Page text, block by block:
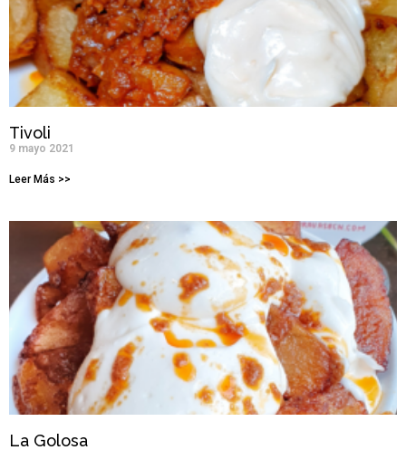
Tivoli
9 mayo 2021
Leer Más >>
La Golosa